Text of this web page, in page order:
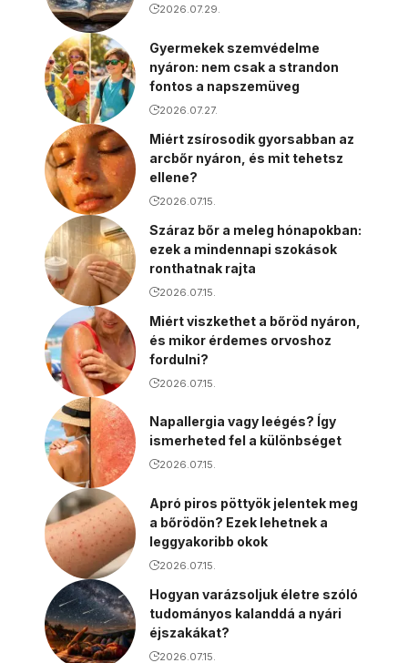
2026.07.29.
Gyermekek szemvédelme
nyáron: nem csak a strandon
fontos a napszemüveg
2026.07.27.
Miért zsírosodik gyorsabban az
arcbőr nyáron, és mit tehetsz
ellene?
2026.07.15.
Száraz bőr a meleg hónapokban:
ezek a mindennapi szokások
ronthatnak rajta
2026.07.15.
Miért viszkethet a bőröd nyáron,
és mikor érdemes orvoshoz
fordulni?
2026.07.15.
Napallergia vagy leégés? Így
ismerheted fel a különbséget
2026.07.15.
Apró piros pöttyök jelentek meg
a bőrödön? Ezek lehetnek a
leggyakoribb okok
2026.07.15.
Hogyan varázsoljuk életre szóló
tudományos kalanddá a nyári
éjszakákat?
2026.07.15.